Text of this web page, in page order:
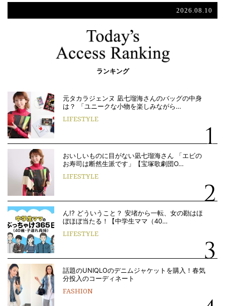
2026.08.10
ランキング
元タカラジェンヌ 凪七瑠海さんのバッグの中身
は？ 「ユニークな小物を楽しみながら…
LIFESTYLE
おいしいものに目がない凪七瑠海さん 「エビの
お寿司は断然生派です」【宝塚歌劇団O…
LIFESTYLE
ん!? どういうこと？ 安堵から一転、女の勘はほ
ぼほぼ当たる！【中学生ママ（40…
LIFESTYLE
話題のUNIQLOのデニムジャケットを購入！春気
分投入のコーディネート
FASHION